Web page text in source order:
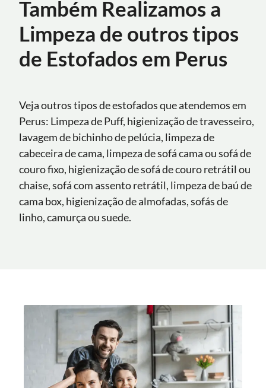
Também Realizamos a
Limpeza de outros tipos
de Estofados em Perus
Veja outros tipos de estofados que atendemos em
Perus: Limpeza de Puff, higienização de travesseiro,
lavagem de bichinho de pelúcia, limpeza de
cabeceira de cama, limpeza de sofá cama ou sofá de
couro fixo, higienização de sofá de couro retrátil ou
chaise, sofá com assento retrátil, limpeza de baú de
cama box, higienização de almofadas, sofás de
linho, camurça ou suede.